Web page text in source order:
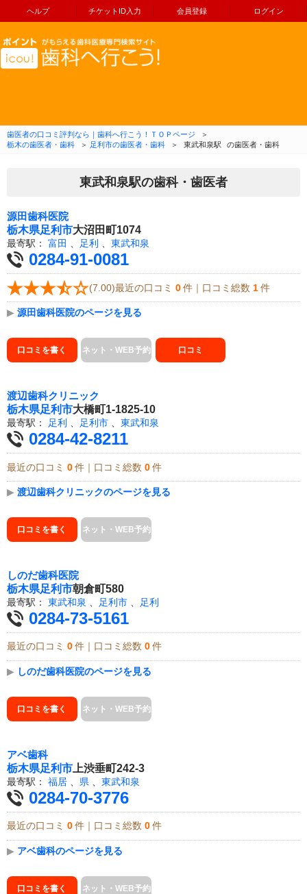
ヘルプ チケットID入力 会員登録 ログイン
コンテンツへ移動
歯医者の口コミ評判なら｜歯科へ行こう！ＴＯＰページ
＞
栃木の歯医者・歯科
＞ 足利市の歯医者・歯科 ＞ 東武和泉駅 の歯医者・歯科
東武和泉駅の歯科・歯医者
源田歯科医院
栃木県足利市大沼田町1074
最寄駅： 富田 足利 東武和泉
0284-91-0081
(7.00)最近の口コミ 0 件｜口コミ総数 1 件
▶ 源田歯科医院のページを見る
口コミを書く ネット・WEB予約 口コミ
渡辺歯科クリニック
栃木県足利市大橋町1-1825-10
最寄駅： 足利 、 足利市 、 東武和泉
0284-42-8211
最近の口コミ 0 件｜口コミ総数 0 件
▶ 渡辺歯科クリニックのページを見る
口コミを書く ネット・WEB予約
しのだ歯科医院
栃木県足利市朝倉町580
最寄駅： 東武和泉 足利市 足利
0284-73-5161
最近の口コミ 0 件｜口コミ総数 0 件
▶ しのだ歯科医院のページを見る
口コミを書く ネット・WEB予約
アベ歯科
栃木県足利市 上渋垂町242-3
最寄駅： 福居 県 東武和泉
0284-70-3776
最近の口コミ 0 件｜口コミ総数 0 件
▶ アベ歯科のページを見る
口コミを書く ネット・WEB予約